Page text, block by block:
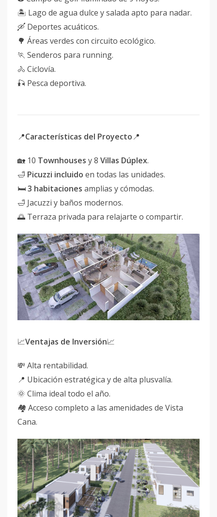
🏝️ Lago de agua dulce y salada apto para nadar.
🛶 Deportes acuáticos.
🌳 Áreas verdes con circuito ecológico.
🏃 Senderos para running.
🚴 Ciclovía.
🎣 Pesca deportiva.
📍Características del Proyecto📍
🏡 10 Townhouses y 8 Villas Dúplex.
🛁 Picuzzi incluido en todas las unidades.
🛏3 habitaciones amplias y cómodas.
🛁 Jacuzzi y baños modernos.
🌅 Terraza privada para relajarte o compartir.
📈Ventajas de Inversión📈
💸 Alta rentabilidad.
📍 Ubicación estratégica y de alta plusvalía.
🌞 Clima ideal todo el año.
🏘️ Acceso completo a las amenidades de Vista
Cana.